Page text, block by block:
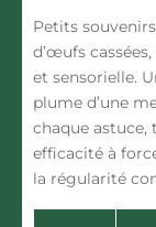
Petits
d’œufs
et sensorielle.
plume d’une
chaque astuce,
efficacité à
la régularité